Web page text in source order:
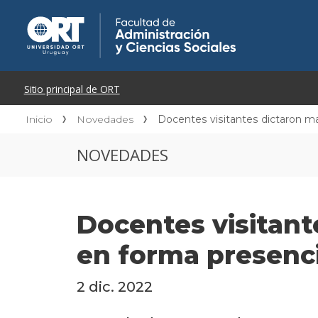
Inicio Novedades Docentes visitantes dictaron
NOVEDADES
Docentes
en forma
2 dic. 2022